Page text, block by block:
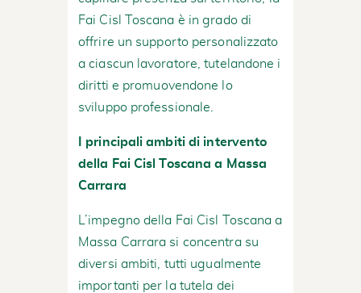
Fai Cisl Toscana è in grado di
offrire un supporto personalizzato
a ciascun lavoratore, tutelandone i
diritti e promuovendone lo
sviluppo professionale.
I principali ambiti di intervento
della Fai Cisl Toscana a Massa
Carrara
L’impegno della Fai Cisl Toscana a
Massa Carrara si concentra su
diversi ambiti, tutti ugualmente
importanti per la tutela dei